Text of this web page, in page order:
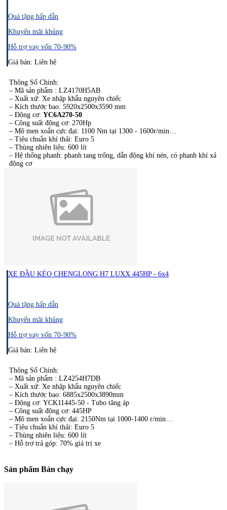
Quà tặng hấp dẫn
Khuyến mãi khủng
Hỗ trợ vay vốn 70-90%
Giá bán: Liên hệ
Thông Số Chính:​
– Mã sản phẩm : LZ4170H5AB
– Xuất xứ: Xe nhập khẩu nguyên chiếc
– Kích thước bao: 5920x2500x3590 mm
– Động cơ: YC6A270-50
– Công suất động cơ: 270Hp
– Mô men xoắn cực đại: 1100 Nm tại 1300 - 1600r/min
– Tiêu chuẩn khí thải: Euro 5
– Thùng nhiên liệu: 600 lít
– Hệ thống phanh: phanh tang trống, dẫn động khí nén, có phanh khí xả
động cơ
XE ĐẦU KÉO CHENGLONG H7 LUXX 445HP - 6x4
Quà tặng hấp dẫn
Khuyến mãi khủng
Hỗ trợ vay vốn 70-90%
Giá bán: Liên hệ
Thông Số Chính:​
– Mã sản phẩm : LZ4254H7DB
– Xuất xứ: Xe nhập khẩu nguyên chiếc
– Kích thước bao: 6885x2500x3890mm
– Động cơ: YCK11445-50 - Tubo tăng áp
– Công suất động cơ: 445HP
– Mô men xoắn cực đại: 2150Nm tại 1000-1400 r/min
– Tiêu chuẩn khí thải: Euro 5
– Thùng nhiên liệu: 600 lít
– Hỗ trợ trả góp: 70% giá trị xe
Sản phẩm Bán chạy